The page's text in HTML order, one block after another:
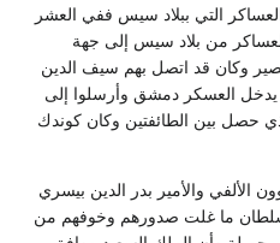
التي ببلاد سيس ففي العشر
من بلاد سيس إلى جهة
وكان قد اتصل بهم سيف الدين
العسكر دمشق وأرسلوا إلى
حصل بين الطائفتين وكان كوندك
الألفي والأمير بدر الدين بيسري
ما غلت صدورهم وخوفهم من